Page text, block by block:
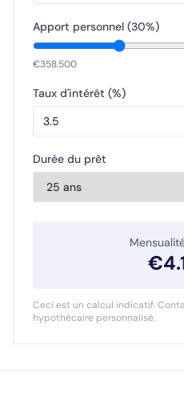
Apport personnel (30%)
€358.500
Taux d'intérêt (%)
Durée du prêt
€
Ceci est un calcul indicatif.
hypothécaire personnalisé.